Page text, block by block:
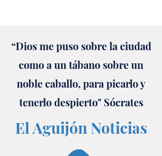
“Dios me puso sobre la ciudad
como a un tábano sobre un
noble caballo, para picarlo y
tenerlo despierto" Sócrates
El Aguijón Noticias